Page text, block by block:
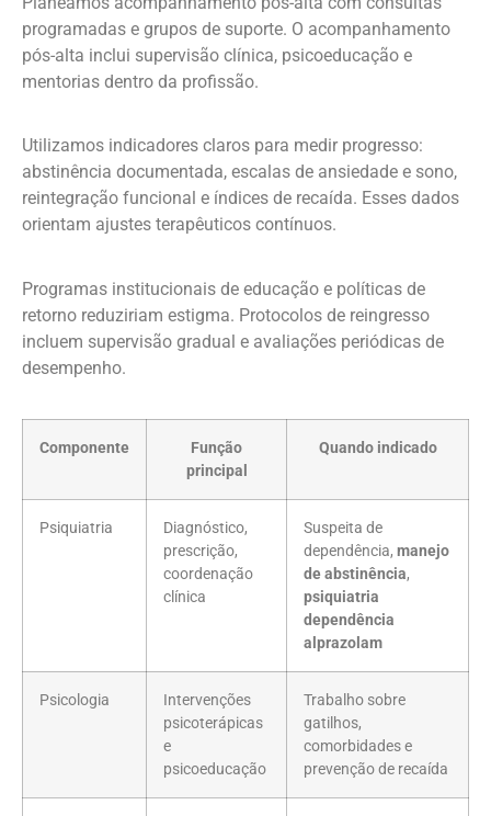
programadas e grupos de suporte. O acompanhamento
pós-alta inclui supervisão clínica, psicoeducação e
mentorias dentro da profissão.
Utilizamos indicadores claros para medir progresso:
abstinência documentada, escalas de ansiedade e sono,
reintegração funcional e índices de recaída. Esses dados
orientam ajustes terapêuticos contínuos.
Programas institucionais de educação e políticas de
retorno reduziriam estigma. Protocolos de reingresso
incluem supervisão gradual e avaliações periódicas de
desempenho.
Componente
Função
principal
Quando indicado
Psiquiatria
Diagnóstico,
prescrição,
coordenação
clínica
Suspeita de
dependência, manejo
de abstinência,
psiquiatria
dependência
alprazolam
Psicologia
Intervenções
psicoterápicas
e
psicoeducação
Trabalho sobre
gatilhos,
comorbidades e
prevenção de recaída